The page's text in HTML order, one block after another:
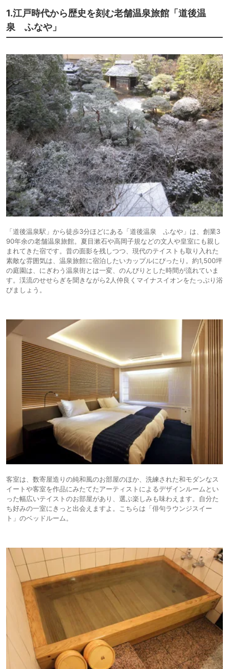
12.道後温泉 ホテル古
湧園 遥
icotto 楽天トラベル
14.道後温泉 葛城 琴の
庭
34,385円〜
icotto
31,900円〜
楽天トラベル
旅館
15.道後温泉 道後舘
20,090円〜
icotto
23,700円〜
楽天トラベル
旅館
1.江戸時代から歴史を刻む老舗温泉旅館「道後温
泉 ふなや」
「道後温泉駅」から徒歩3分ほどにある「道後温泉 ふなや」は、創業3
90年余の老舗温泉旅館。夏目漱石や高岡子規などの文人や皇室にも親し
まれてきた宿です。昔の面影を残しつつ、現代のテイストも取り入れた
素敵な雰囲気は、温泉旅館に宿泊したいカップルにぴったり。約1,500坪
の庭園は、にぎわう温泉街とは一変、のんびりとした時間が流れていま
す。渓流のせせらぎを聞きながら2人仲良くマイナスイオンをたっぷり浴
びましょう。
客室は、数寄屋造りの純和風のお部屋のほか、洗練された和モダンなス
イートや客室を作品にみたてたアーティストによるデザインルームとい
った幅広いテイストのお部屋があり、選ぶ楽しみも味わえます。自分た
ち好みの一室にきっと出会えますよ。こちらは「俳句ラウンジスイー
ト」のベッドルーム。